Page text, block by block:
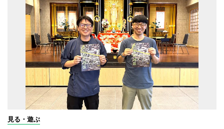
見る・遊ぶ